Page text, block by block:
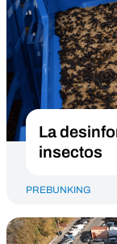
La
insectos
PREBUNKING